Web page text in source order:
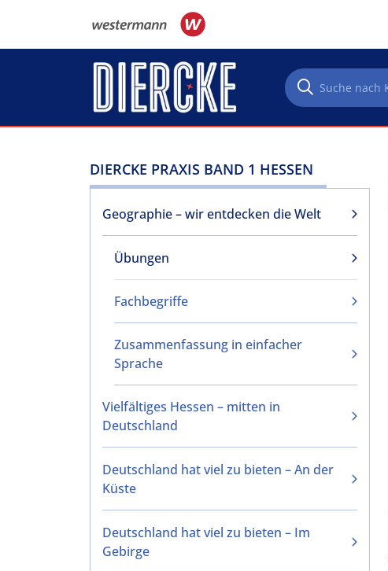
DIERCKE PRAXIS BAND 1 HESSEN
Geographie – wir entdecken die Welt
Übungen
Fachbegriffe
Zusammenfassung in einfacher
Sprache
Vielfältiges Hessen – mitten in
Deutschland
Deutschland hat viel zu bieten – An der
Küste
Deutschland hat viel zu bieten – Im
Gebirge